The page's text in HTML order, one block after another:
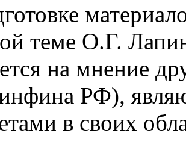
теме О.Г.
на мнение
РФ),
в своих